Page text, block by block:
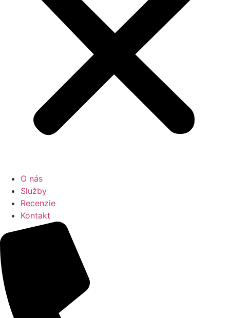
O nás
Služby
Recenzie
Kontakt